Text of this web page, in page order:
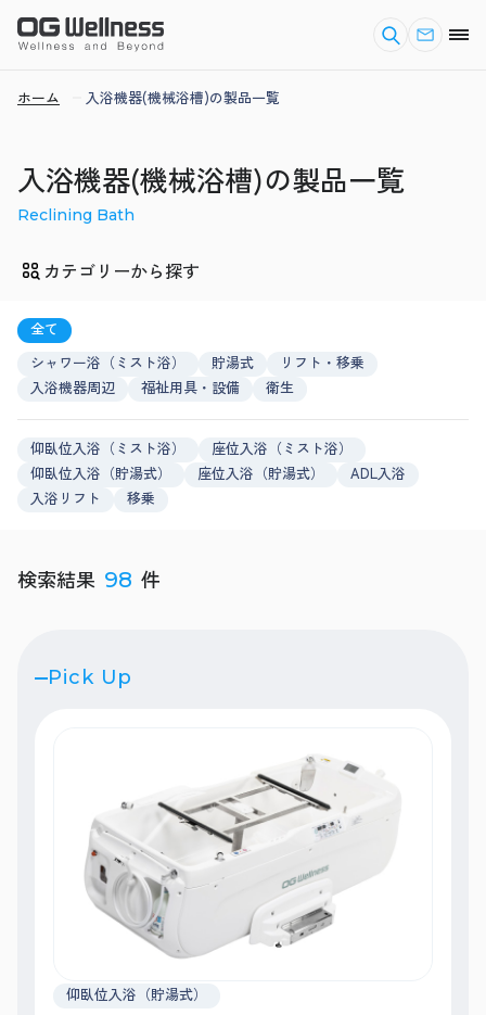
ホーム 入浴機器(機械浴槽)の製品一覧
入浴機器(機械浴槽)の製品一覧
Reclining Bath
カテゴリーから探す
全て
シャワー浴（ミスト浴）
貯湯式
リフト・移乗
入浴機器周辺
福祉用具・設備 衛生
仰臥位入浴（ミスト浴）
座位入浴（ミスト浴）
仰臥位入浴（貯湯式）
座位入浴（貯湯式）
ADL入浴
入浴リフト
移乗
検索結果 98 件
Pick Up
仰臥位入浴（貯湯式）